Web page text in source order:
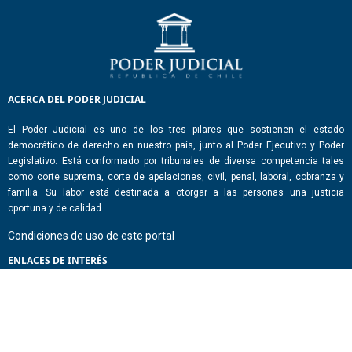
ACERCA DEL PODER JUDICIAL
El Poder Judicial es uno de los tres pilares que sostienen el estado
democrático de derecho en nuestro país, junto al Poder Ejecutivo y Poder
Legislativo. Está conformado por tribunales de diversa competencia tales
como corte suprema, corte de apelaciones, civil, penal, laboral, cobranza y
familia. Su labor está destinada a otorgar a las personas una justicia
oportuna y de calidad.
Condiciones de uso de este portal
ENLACES DE INTERÉS